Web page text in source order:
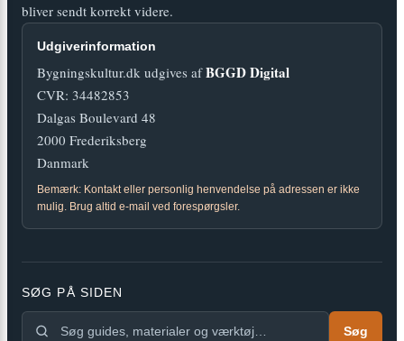
bliver sendt korrekt videre.
Udgiverinformation
Bygningskultur.dk udgives afBGGD Digital
CVR: 34482853
Dalgas Boulevard 48
2000 Frederiksberg
Danmark
Bemærk: Kontakt eller personlig henvendelse på adressen er ikke
mulig. Brug altid e-mail ved forespørgsler.
SØG PÅ SIDEN
Søg